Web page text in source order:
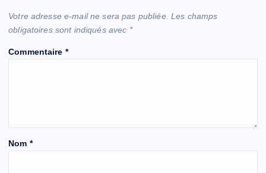
Votre adresse e-mail ne sera pas publiée. Les champs
obligatoires sont indiqués avec *
Commentaire *
Nom *